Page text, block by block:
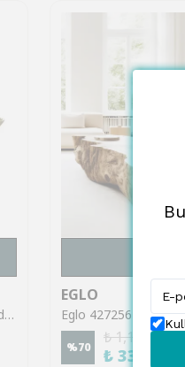
Eglo 427175 "ISESAKI" 28 Cm Çapında Dekoratif Gold Kase 2'Li Set
EGLO
%70
₺ 1,108.00
₺ 333.00